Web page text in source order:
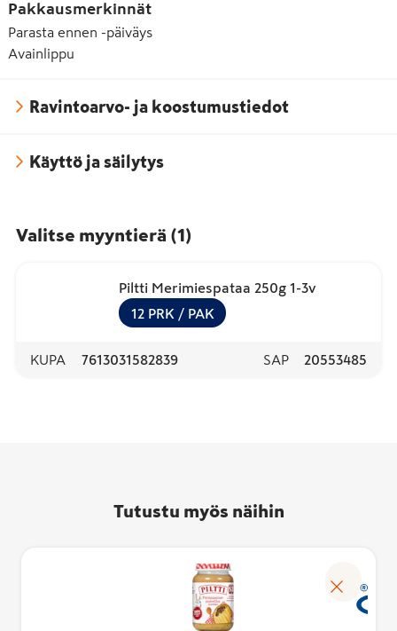
Pakkausmerkinnät
Parasta ennen -päiväys
Avainlippu
Ravintoarvo- ja koostumustiedot
Käyttö ja säilytys
Valitse myyntierä (1 )
Piltti Merimiespataa 250g 1-3v
12 PRK / PAK
KUPA 7613031582839 SAP 20553485
Tutustu myös näihin